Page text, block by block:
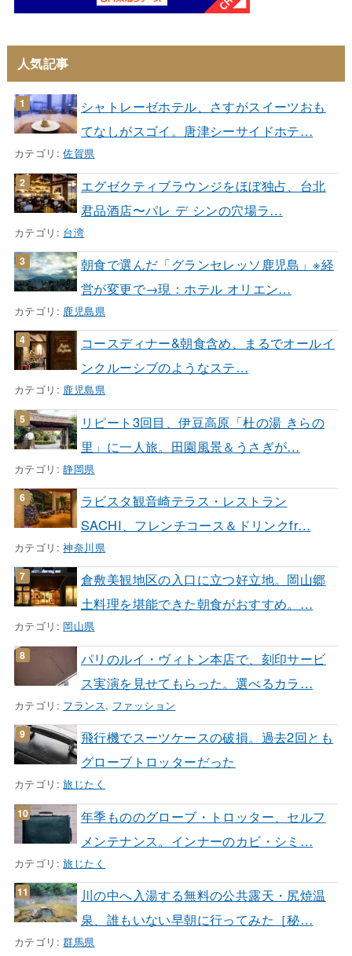
人気記事
シャトレーゼホテル、さすがスイーツおも
てなしがスゴイ。唐津シーサイドホテ…
カテゴリ:佐賀県
エグゼクティブラウンジをほぼ独占、台北
君品酒店〜パレ デ シンの穴場ラ…
カテゴリ: 台湾
朝食で選んだ「グランセレッソ鹿児島」※経
営が変更で→現：ホテル オリエン…
カテゴリ: 鹿児島県
コースディナー&朝食含め、まるでオールイ
ンクルーシブのようなステ…
カテゴリ: 鹿児島県
リピート3回目、伊豆高原「杜の湯 きらの
里」に一人旅。田園風景＆うさぎが…
カテゴリ:静岡県
ラビスタ観音崎テラス・レストラン
SACHI、フレンチコース＆ドリンクfr…
カテゴリ:神奈川県
倉敷美観地区の入口に立つ好立地。岡山郷
土料理を堪能できた朝食がおすすめ。…
カテゴリ: 岡山県
パリのルイ・ヴィトン本店で、刻印サービ
ス実演を見せてもらった。選べるカラ…
カテゴリ: フランス, ファッション
飛行機でスーツケースの破損。過去2回とも
グローブトロッターだった
カテゴリ:旅じたく
年季もののグローブ・トロッター、セルフ
メンテナンス。インナーのカビ・シミ…
カテゴリ:旅じたく
川の中へ入湯する無料の公共露天・尻焼温
泉、誰もいない早朝に行ってみた［秘…
カテゴリ:群馬県